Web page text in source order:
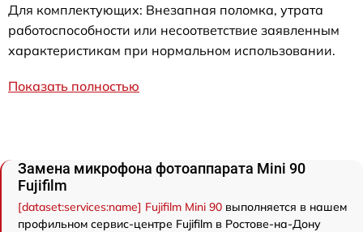
Для комплектующих: Внезапная поломка, утрата
работоспособности или несоответствие заявленным
характеристикам при нормальном использовании.
Показать полностью
Замена микрофона фотоаппарата Mini 90
Fujifilm
[dataset:services:name] Fujifilm Mini 90 выполняется в нашем
профильном сервис-центре Fujifilm в Ростове-на-Дону